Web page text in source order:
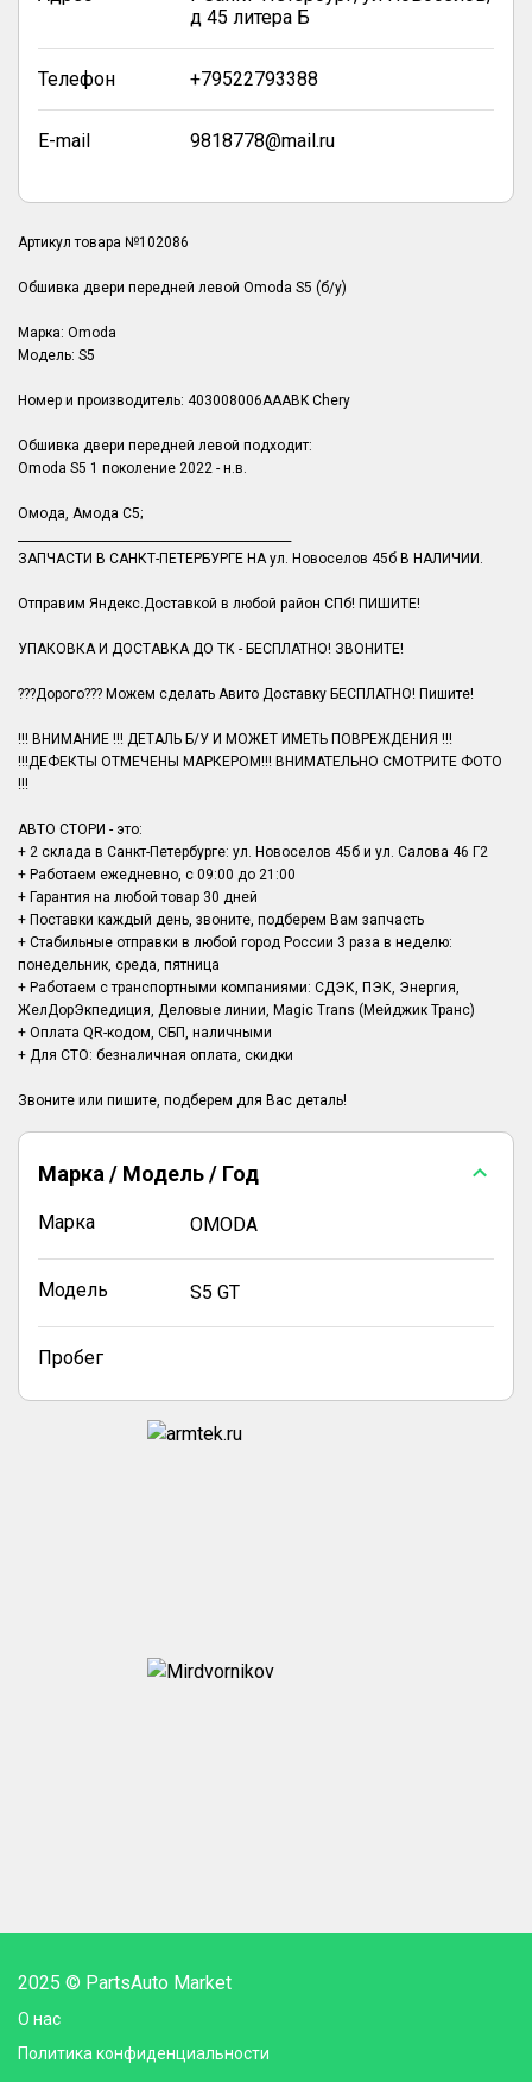
д 45 литера Б
Телефон +79522793388
E-mail 9818778@mail.ru
Артикул товара №102086
Обшивка двери передней левой Omoda S5 (б/у)
Марка: Omoda
Модель: S5
Номер и производитель: 403008006AAABK Chery
Обшивка двери передней левой подходит:
Omoda S5 1 поколение 2022 - н.в.
Омода, Амода С5;
ЗАПЧАСТИ В САНКТ-ПЕТЕРБУРГЕ НА ул. Новоселов 45б В НАЛИЧИИ.
Отправим Яндекс.Доставкой в любой район СПб! ПИШИТЕ!
УПАКОВКА И ДОСТАВКА ДО ТК - БЕСПЛАТНО! ЗВОНИТЕ!
???Дорого??? Можем сделать Авито Доставку БЕСПЛАТНО! Пишите!
!!! ВНИМАНИЕ !!! ДЕТАЛЬ Б/У И МОЖЕТ ИМЕТЬ ПОВРЕЖДЕНИЯ !!!
!!!ДЕФЕКТЫ ОТМЕЧЕНЫ МАРКЕРОМ!!! ВНИМАТЕЛЬНО СМОТРИТЕ ФОТО
!!!
АВТО СТОРИ - это:
+ 2 склада в Санкт-Петербурге: ул. Новоселов 45б и ул. Салова 46 Г2
+ Работаем ежедневно, с 09:00 до 21:00
+ Гарантия на любой товар 30 дней
+ Поставки каждый день, звоните, подберем Вам запчасть
+ Стабильные отправки в любой город России 3 раза в неделю:
понедельник, среда, пятница
+ Работаем с транспортными компаниями: СДЭК, ПЭК, Энергия,
ЖелДорЭкпедиция, Деловые линии, Magic Trans (Мейджик Транс)
+ Оплата QR-кодом, СБП, наличными
+ Для СТО: безналичная оплата, скидки
Марка / Модель / Год
Марка OMODA
Модель S5 GT
Пробег
2025 © PartsAuto Market
О нас
Политика конфиденциальности